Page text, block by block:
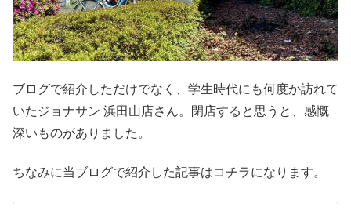
ブログで紹介しただけでなく、学生時代にも何度か訪れて
いたジョナサン 浜田山店さん。閉店すると思うと、感慨
深いものがありました。
ちなみに当ブログで紹介した記事はコチラになります。